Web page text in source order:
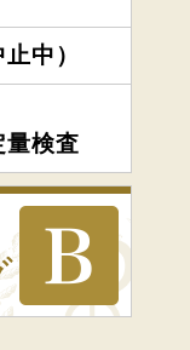
中）
量検査